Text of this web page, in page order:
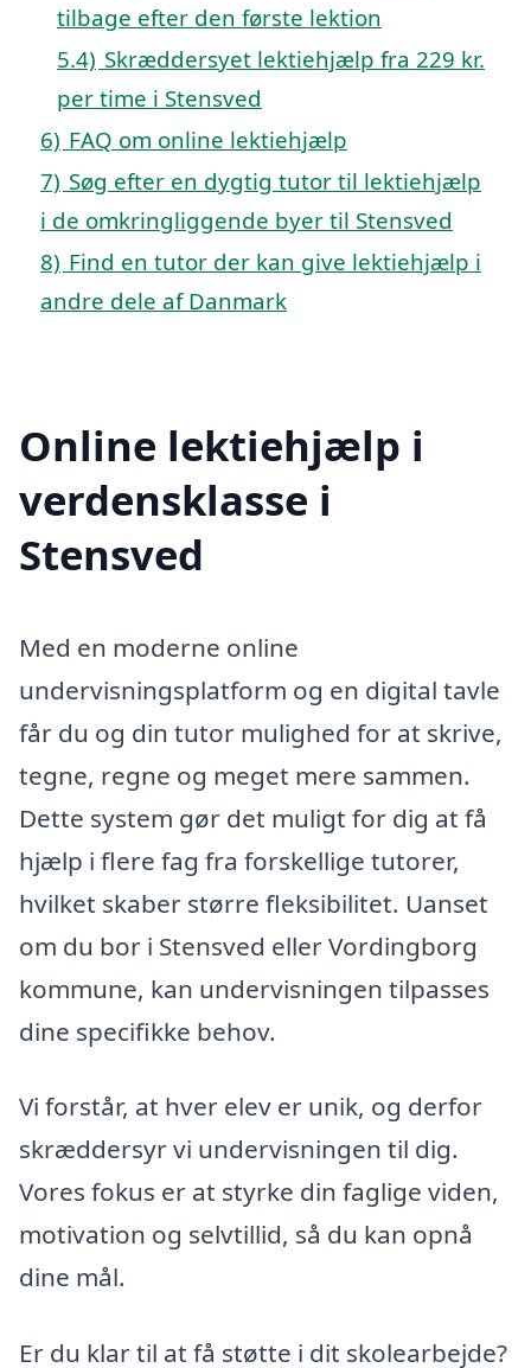
tilbage efter den første lektion
5.4) Skræddersyet lektiehjælp fra 229 kr.
per time i Stensved
6) FAQ om online lektiehjælp
7) Søg efter en dygtig tutor til lektiehjælp
i de omkringliggende byer til Stensved
8) Find en tutor der kan give lektiehjælp i
andre dele af Danmark
Online lektiehjælp i
verdensklasse i
Stensved
Med en moderne online
undervisningsplatform og en digital tavle
får du og din tutor mulighed for at skrive,
tegne, regne og meget mere sammen.
Dette system gør det muligt for dig at få
hjælp i flere fag fra forskellige tutorer,
hvilket skaber større fleksibilitet. Uanset
om du bor i Stensved eller Vordingborg
kommune, kan undervisningen tilpasses
dine specifikke behov.
Vi forstår, at hver elev er unik, og derfor
skræddersyr vi undervisningen til dig.
Vores fokus er at styrke din faglige viden,
motivation og selvtillid, så du kan opnå
dine mål.
Er du klar til at få støtte i dit skolearbejde?